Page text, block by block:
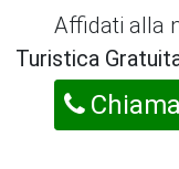
Affidati alla
Turistica